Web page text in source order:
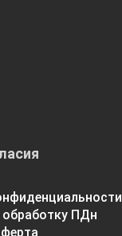
обработку ПДн